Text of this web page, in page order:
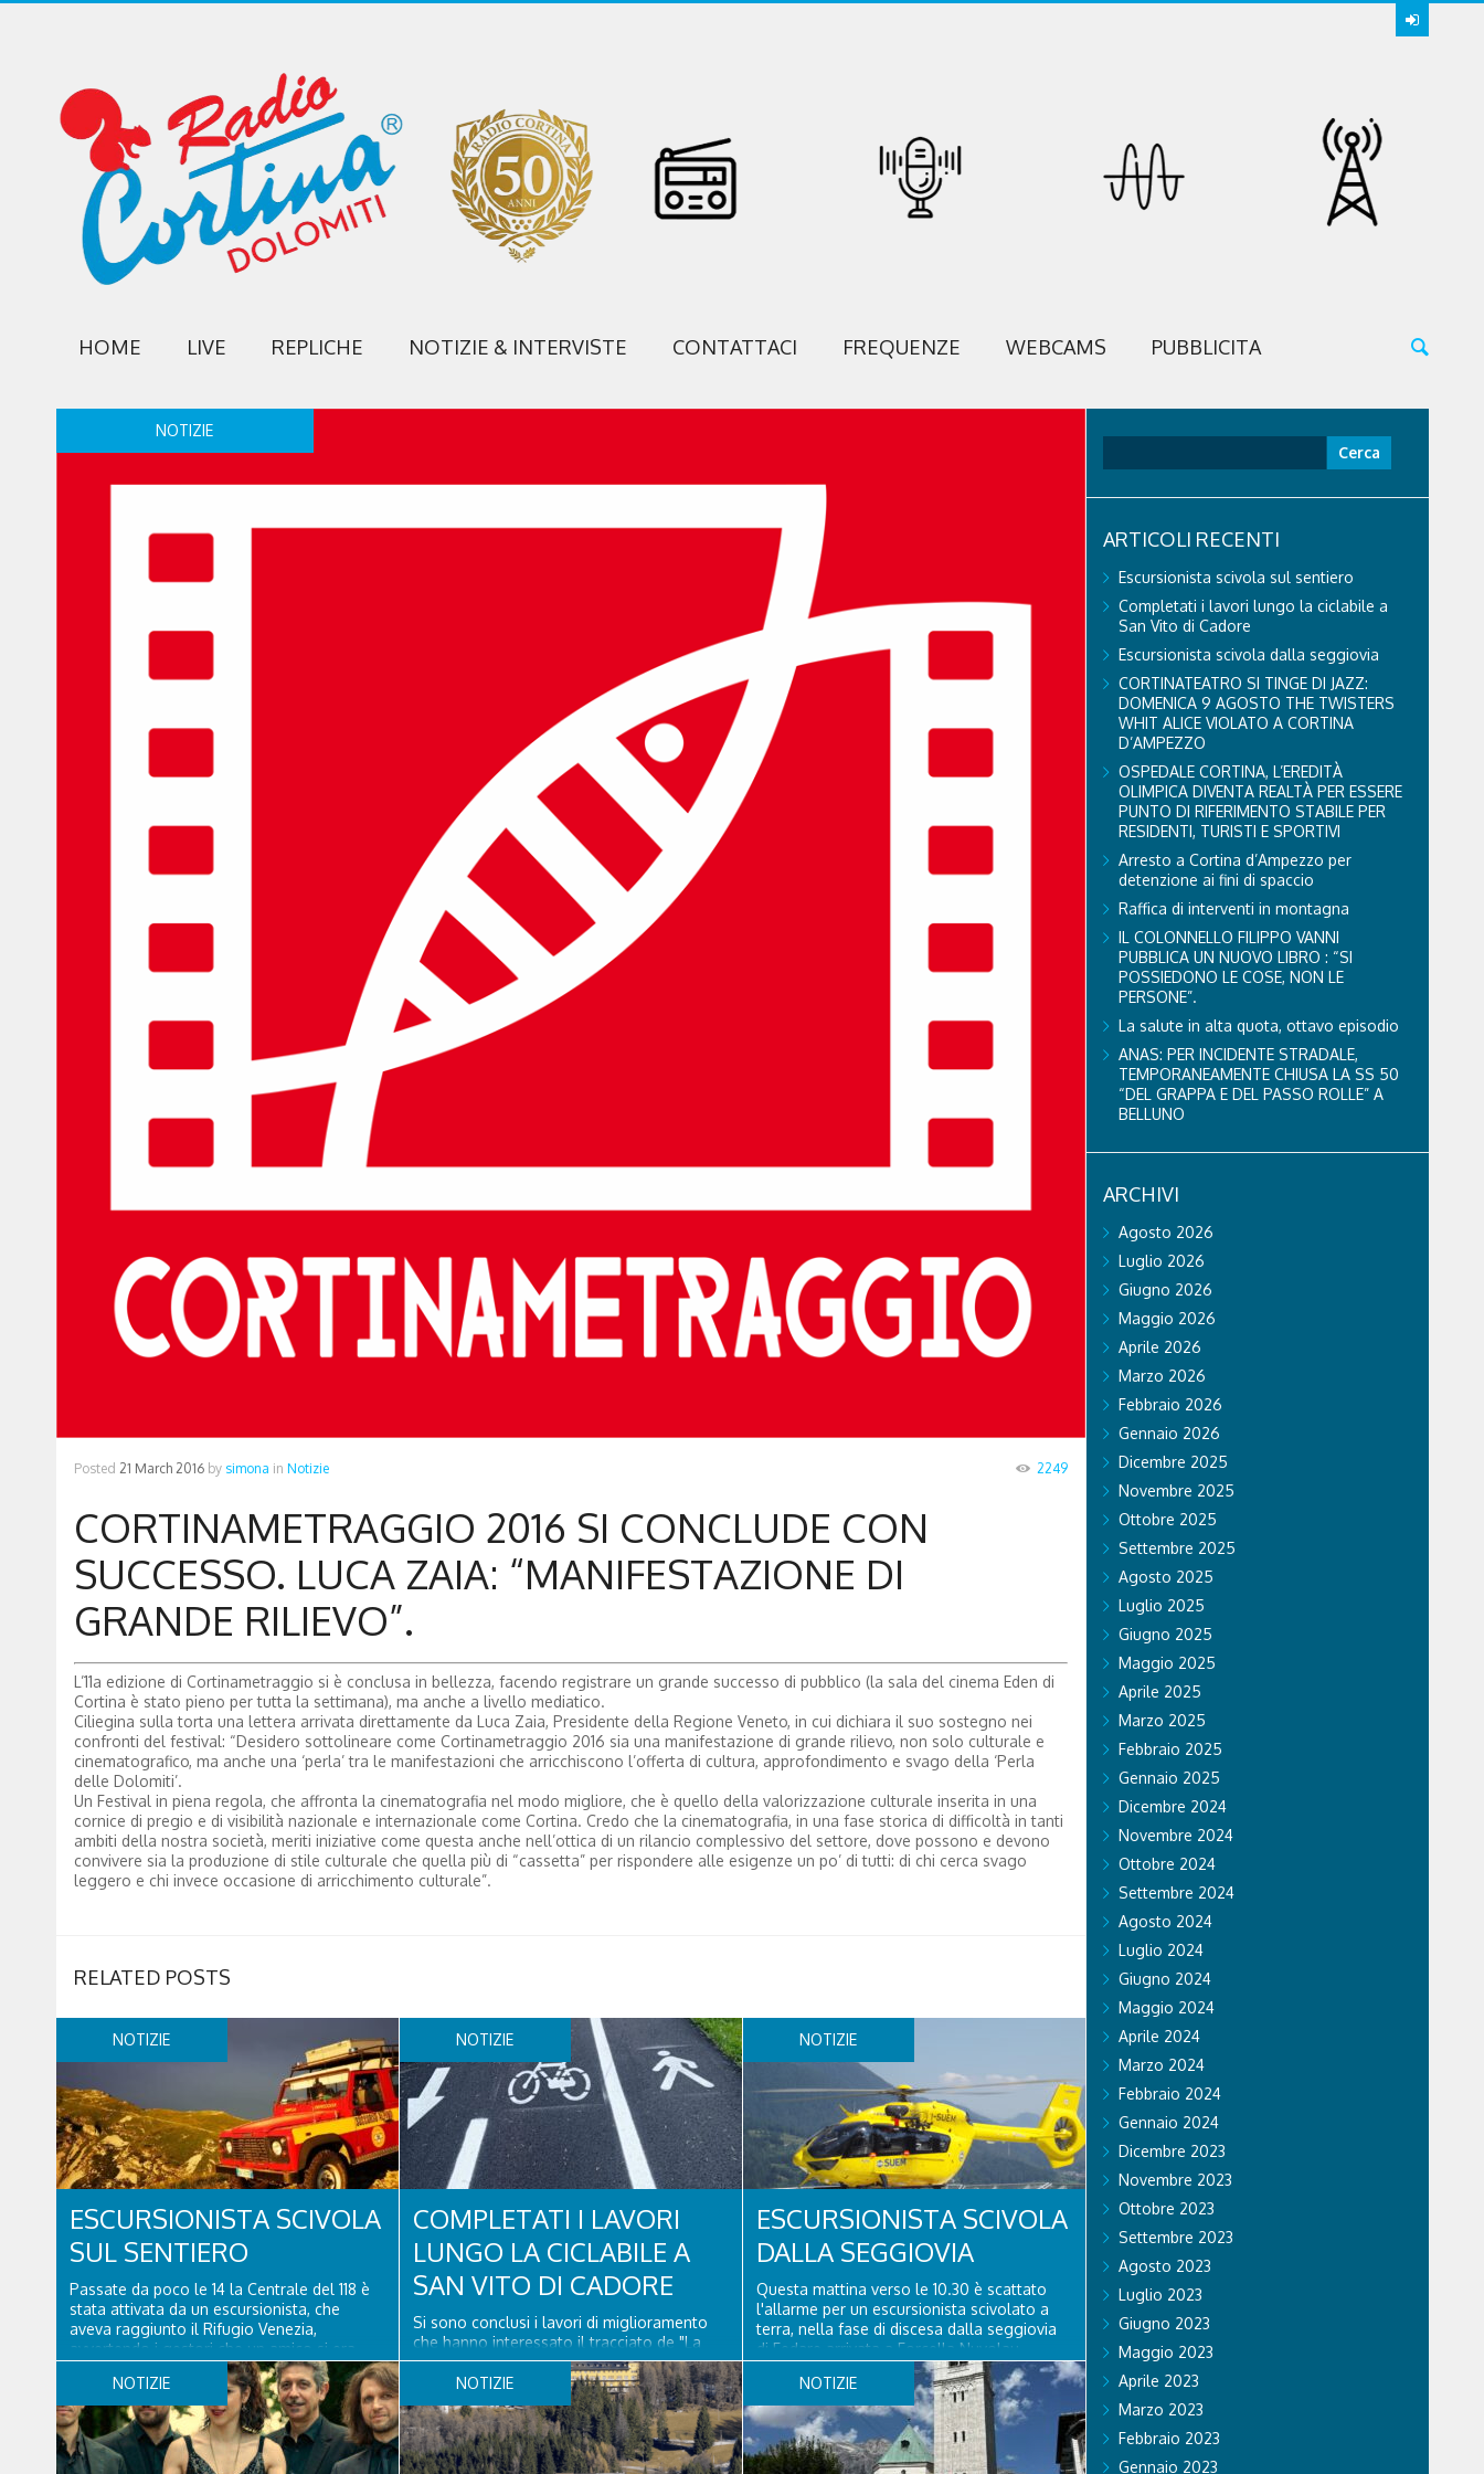
HOME LIVE REPLICHE NOTIZIE & INTERVISTE CONTATTACI FREQUENZE WEBCAMS PUBBLICITA
NOTIZIE
Posted 21 March 2016 by simona in Notizie 2249
CORTINAMETRAGGIO 2016 SI CONCLUDE CON
SUCCESSO. LUCA ZAIA: “MANIFESTAZIONE DI
GRANDE RILIEVO”.
L’11a edizione di Cortinametraggio si è conclusa in bellezza, facendo registrare un grande successo di pubblico (la sala del cinema Eden di
Cortina è stato pieno per tutta la settimana), ma anche a livello mediatico.
Ciliegina sulla torta una lettera arrivata direttamente da Luca Zaia, Presidente della Regione Veneto, in cui dichiara il suo sostegno nei
confronti del festival: “Desidero sottolineare come Cortinametraggio 2016 sia una manifestazione di grande rilievo, non solo culturale e
cinematografico, ma anche una ‘perla’ tra le manifestazioni che arricchiscono l’offerta di cultura, approfondimento e svago della ‘Perla
delle Dolomiti’.
Un Festival in piena regola, che affronta la cinematografia nel modo migliore, che è quello della valorizzazione culturale inserita in una
cornice di pregio e di visibilità nazionale e internazionale come Cortina. Credo che la cinematografia, in una fase storica di difficoltà in tanti
ambiti della nostra società, meriti iniziative come questa anche nell’ottica di un rilancio complessivo del settore, dove possono e devono
convivere sia la produzione di stile culturale che quella più di “cassetta” per rispondere alle esigenze un po’ di tutti: di chi cerca svago
leggero e chi invece occasione di arricchimento culturale”.
RELATED POSTS
NOTIZIE
ESCURSIONISTA SCIVOLA
SUL SENTIERO
Passate da poco le 14 la Centrale del 118 è
stata attivata da un escursionista, che
aveva raggiunto il Rifugio Venezia,
avvertendo i gestori che un amico si era
fatto male a un piede a poco distanza da lì.
Una squadra del Soccorso alpino di San
Vito di Cadore ha quindi raggiunto
l'infortunato...
NOTIZIE
COMPLETATI I LAVORI
LUNGO LA CICLABILE A
SAN VITO DI CADORE
Si sono conclusi i lavori di miglioramento
che hanno interessato il tracciato de "La
lunga via delel Dolomiti" a San Vito di
Cadore, con il rifacimento della nuova
pavimentazione in asfalto, il ripristino della
segnaletica orizzontale e l'installazione di
appositi dissuasori in corrispondenza...
NOTIZIE
ESCURSIONISTA SCIVOLA
DALLA SEGGIOVIA
Questa mattina verso le 10.30 è scattato
l'allarme per un escursionista scivolato a
terra, nella fase di discesa dalla seggiovia
di Fedare arrivata a Forcella Nuvolau.
Atterrati in piazzola all'Averau, personale
sanitario e tecnico di elisoccorso di Falco 2
hanno raggiunto il 74enne di Teolo...
NOTIZIE NOTIZIE NOTIZIE
ARTICOLI RECENTI
Escursionista scivola sul sentiero
Completati i lavori lungo la ciclabile a
San Vito di Cadore
Escursionista scivola dalla seggiovia
CORTINATEATRO SI TINGE DI JAZZ:
DOMENICA 9 AGOSTO THE TWISTERS
WHIT ALICE VIOLATO A CORTINA
D’AMPEZZO
OSPEDALE CORTINA, L’EREDITÀ
OLIMPICA DIVENTA REALTÀ PER ESSERE
PUNTO DI RIFERIMENTO STABILE PER
RESIDENTI, TURISTI E SPORTIVI
Arresto a Cortina d’Ampezzo per
detenzione ai fini di spaccio
Raffica di interventi in montagna
IL COLONNELLO FILIPPO VANNI
PUBBLICA UN NUOVO LIBRO : “SI
POSSIEDONO LE COSE, NON LE
PERSONE”.
La salute in alta quota, ottavo episodio
ANAS: PER INCIDENTE STRADALE,
TEMPORANEAMENTE CHIUSA LA SS 50
“DEL GRAPPA E DEL PASSO ROLLE” A
BELLUNO
ARCHIVI
Agosto 2026
Luglio 2026
Giugno 2026
Maggio 2026
Aprile 2026
Marzo 2026
Febbraio 2026
Gennaio 2026
Dicembre 2025
Novembre 2025
Ottobre 2025
Settembre 2025
Agosto 2025
Luglio 2025
Giugno 2025
Maggio 2025
Aprile 2025
Marzo 2025
Febbraio 2025
Gennaio 2025
Dicembre 2024
Novembre 2024
Ottobre 2024
Settembre 2024
Agosto 2024
Luglio 2024
Giugno 2024
Maggio 2024
Aprile 2024
Marzo 2024
Febbraio 2024
Gennaio 2024
Dicembre 2023
Novembre 2023
Ottobre 2023
Settembre 2023
Agosto 2023
Luglio 2023
Giugno 2023
Maggio 2023
Aprile 2023
Marzo 2023
Febbraio 2023
Gennaio 2023